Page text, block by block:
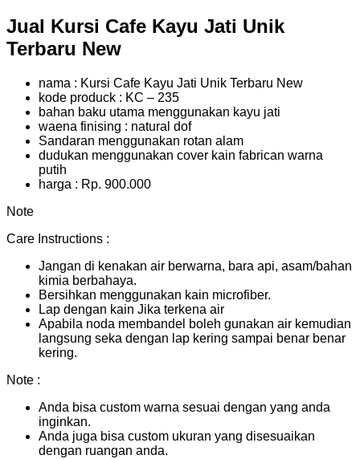
Jual Kursi Cafe Kayu Jati Unik
Terbaru New
nama : Kursi Cafe Kayu Jati Unik Terbaru New
kode produck : KC – 235
bahan baku utama menggunakan kayu jati
waena finising : natural dof
Sandaran menggunakan rotan alam
dudukan menggunakan cover kain fabrican warna
putih
harga : Rp. 900.000
Note
Care Instructions :
Jangan di kenakan air berwarna, bara api, asam/bahan
kimia berbahaya.
Bersihkan menggunakan kain microfiber.
Lap dengan kain Jika terkena air
Apabila noda membandel boleh gunakan air kemudian
langsung seka dengan lap kering sampai benar benar
kering.
Note :
Anda bisa custom warna sesuai dengan yang anda
inginkan.
Anda juga bisa custom ukuran yang disesuaikan
dengan ruangan anda.